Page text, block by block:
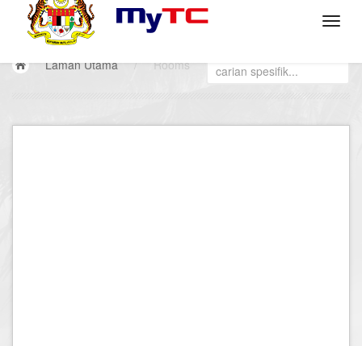
Laman Utama / Rooms